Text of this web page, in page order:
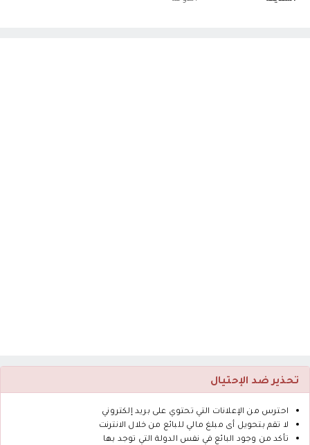
تحذير ضد الإحتيال
احترس من الإعلانات التي تحتوي على بريد إلكتروني
لا تقم بتحويل أى مبلغ مالي للبائع من خلال الانترنت
تأكد من وجود البائع في نفس الدولة التي توجد بها